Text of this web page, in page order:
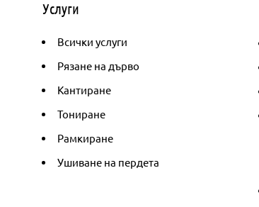
Услуги
Всички услуги
Рязане на дърво
Кантиране
Тониране
Рамкиране
Ушиване на пердета